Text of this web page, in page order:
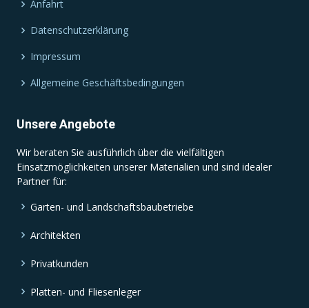
Anfahrt
Datenschutzerklärung
Impressum
Allgemeine Geschäftsbedingungen
Unsere Angebote
Wir beraten Sie ausführlich über die vielfältigen
Einsatzmöglichkeiten unserer Materialien und sind idealer
Partner für:
Garten- und Landschaftsbaubetriebe
Architekten
Privatkunden
Platten- und Fliesenleger